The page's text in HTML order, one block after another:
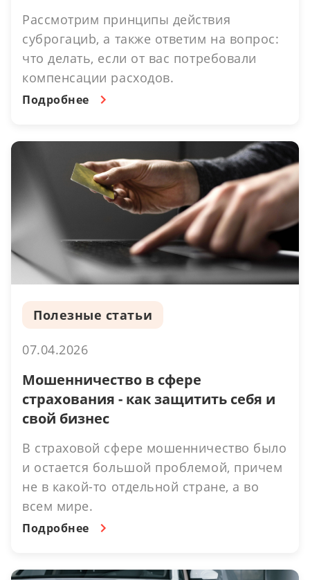
Рассмотрим принципы действия
суброгациb, а также ответим на вопрос:
что делать, если от вас потребовали
компенсации расходов.
Подробнее
Полезные статьи
07.04.2026
Мошенничество в сфере
страхования - как защитить себя и
свой бизнес
В страховой сфере мошенничество было
и остается большой проблемой, причем
не в какой-то отдельной стране, а во
всем мире.
Подробнее